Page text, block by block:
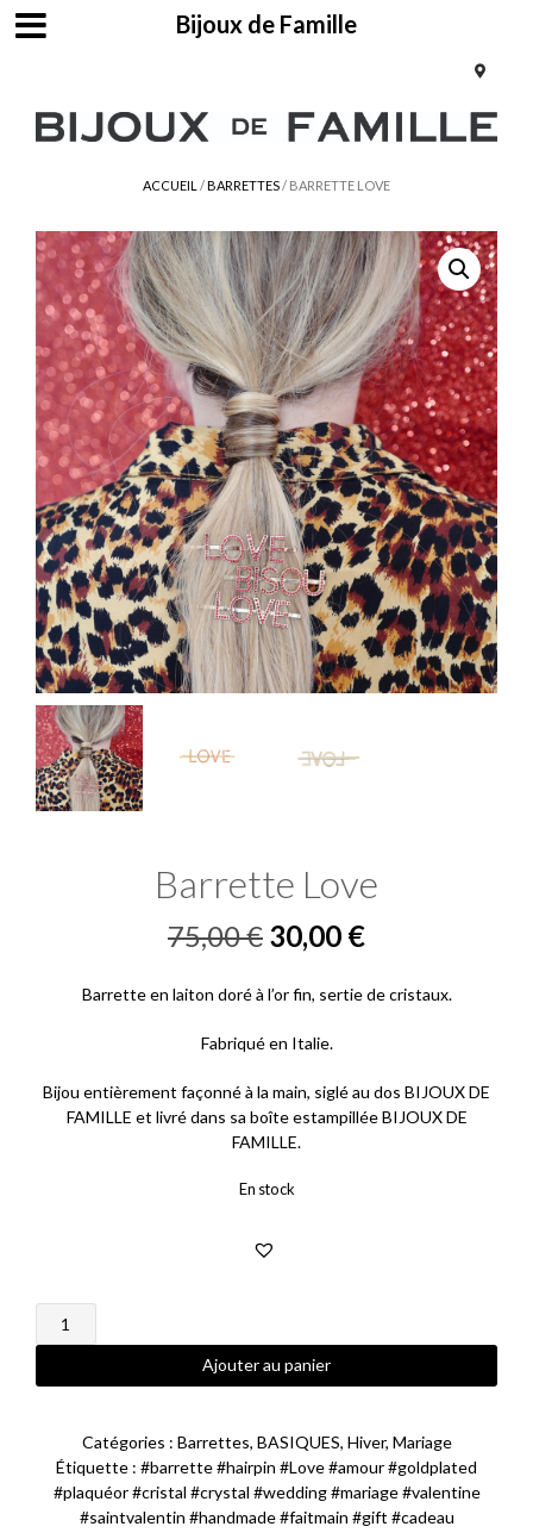
ACCUEIL /BARRETTES/ BARRETTE LOVE
Barrette Love
75,00€ Le
75,00 €.
30,00 €Le
30,00 €.
Barrette en laiton doré à l’or fin, sertie de cristaux.
Fabriqué en Italie.
Bijou entièrement façonné à la main, siglé au dos BIJOUX DE
FAMILLE et livré dans sa boîte estampillée BIJOUX DE
FAMILLE.
En stock
quantité
de
Love
Ajouter au panier
Catégories : Barrettes, BASIQUES, Hiver, Mariage
Étiquette : #barrette #hairpin #Love #amour #goldplated
#plaquéor #cristal #crystal #wedding #mariage #valentine
#saintvalentin #handmade #faitmain #gift #cadeau
Bijoux de Famille